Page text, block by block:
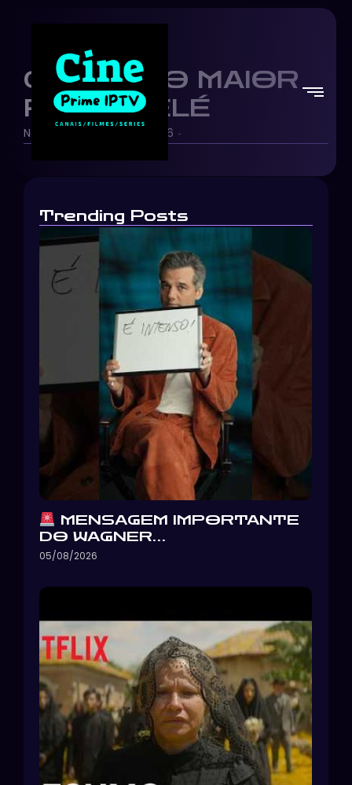
CHAVES: O MAIOR
FÃ DO PELÉ
Netflix Brasil 07/06/2026 -
Trending Posts
MENSAGEM IMPORTANTE
DO WAGNER…
05/08/2026